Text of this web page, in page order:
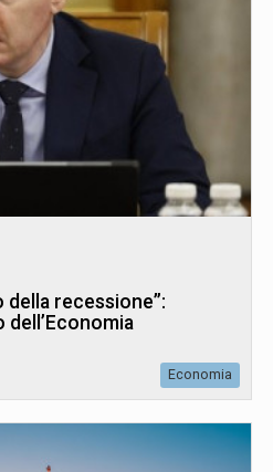
della recessione”:
dell’Economia
Economia